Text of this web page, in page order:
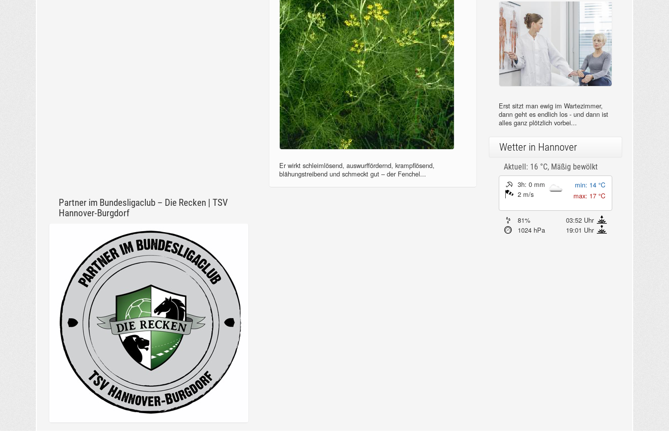
Er wirkt schleimlösend, auswurffördernd, krampflösend,
blähungstreibend und schmeckt gut – der Fenchel...
Partner im Bundesligaclub – Die Recken | TSV
Hannover-Burgdorf
Erst sitzt man ewig im Wartezimmer,
dann geht es endlich los - und dann ist
alles ganz plötzlich vorbei...
Wetter in Hannover
Aktuell: 16 °C, Mäßig bewölkt
3h: 0 mm
2 m/s
min: 14 °C
max: 17 °C
81%
03:52 Uhr
1024 hPa
19:01 Uhr